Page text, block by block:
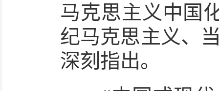
马克思主义中国
纪马克思主义、
深刻指出。